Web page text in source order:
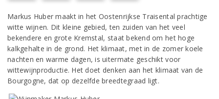
Markus Huber maakt in het Oostenrijkse Traisental prachtige
witte wijnen. Dit kleine gebied, ten zuiden van het veel
bekendere en grote Kremstal, staat bekend om het hoge
kalkgehalte in de grond. Het klimaat, met in de zomer koele
nachten en warme dagen, is uitermate geschikt voor
wittewijnproductie. Het doet denken aan het klimaat van de
Bourgogne, dat op dezelfde breedtegraad ligt.